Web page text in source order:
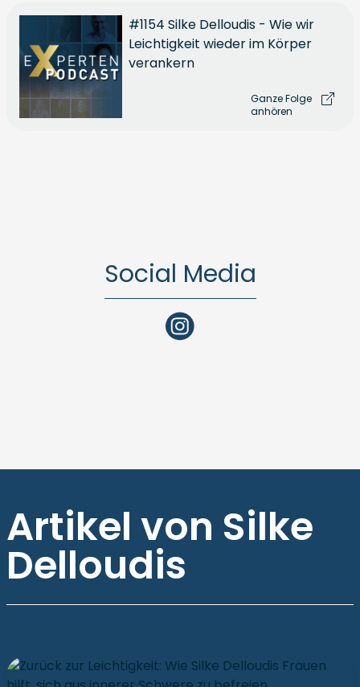
#1154 Silke Delloudis - Wie wir
Leichtigkeit wieder im Körper
verankern
Ganze Folge
anhören
Social Media
Artikel von Silke
Delloudis